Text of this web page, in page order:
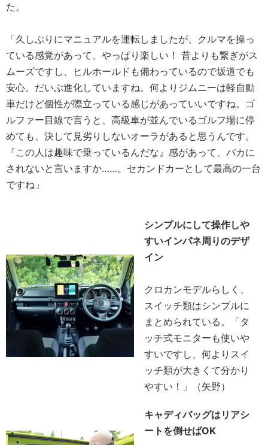
た。
「久しぶりにマニュアルを運転しましたが、クルマを操っ
ている感覚があって、やっぱり楽しい！ 昔よりも繋ぎがス
ムーズですし、ヒルホールドも備わっているので坂道でも
安心。だいぶ進化していますね。何よりジムニーは軽自動
車だけど個性が際立っている感じがあっていいですね。ゴ
ルファー目線で言うと、高級車が並んでいるゴルフ場に停
めても、決して見劣りしないオーラがあると思うんです。
『この人は趣味で乗っているんだな』感があって、バカに
されないと言いますか……。セカンドカーとして最高の一台
ですね」
シンプルにして操作しや
すいインパネ周りのデザ
イン
クロカンモデルらしく、
スイッチ類はシンプルに
まとめられている。「タ
ッチ式モニターも使いや
すいですし、何よりスイ
ッチ類が大きくて分かり
やすい！」（矢野）
キャディバッグはリアシ
ートを倒せばOK